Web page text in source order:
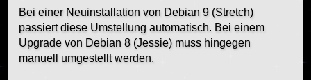
Bei einer Neuinstallation von Debian 9 (Stretch)
passiert diese Umstellung automatisch. Bei einem
Upgrade von Debian 8 (Jessie) muss hingegen
manuell umgestellt werden.